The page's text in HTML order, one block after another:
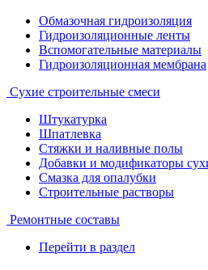
Обмазочная гидроизоляция
Гидроизоляционные ленты
Вспомогательные материалы
Гидроизоляционная мембрана
Сухие строительные смеси
Штукатурка
Шпатлевка
Стяжки и наливные полы
Добавки и модификаторы
Смазка для опалубки
Строительные растворы
Ремонтные составы
Перейти в раздел